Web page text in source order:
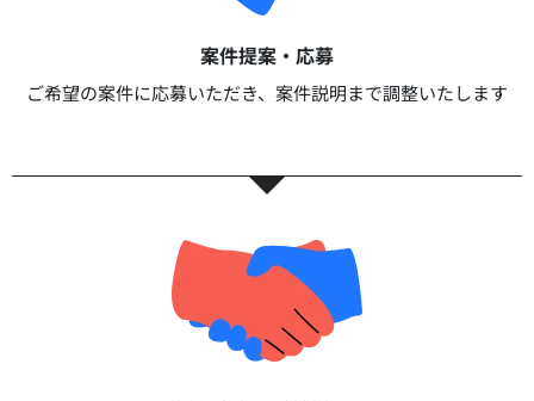
案件提案・応募​
ご希望の案件に応募いただき、案件説明まで調整いたします​​